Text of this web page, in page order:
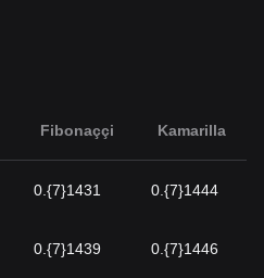
Fibonaççi Kamarilla
0.{7}1431 0.{7}1444
0.{7}1439 0.{7}1446